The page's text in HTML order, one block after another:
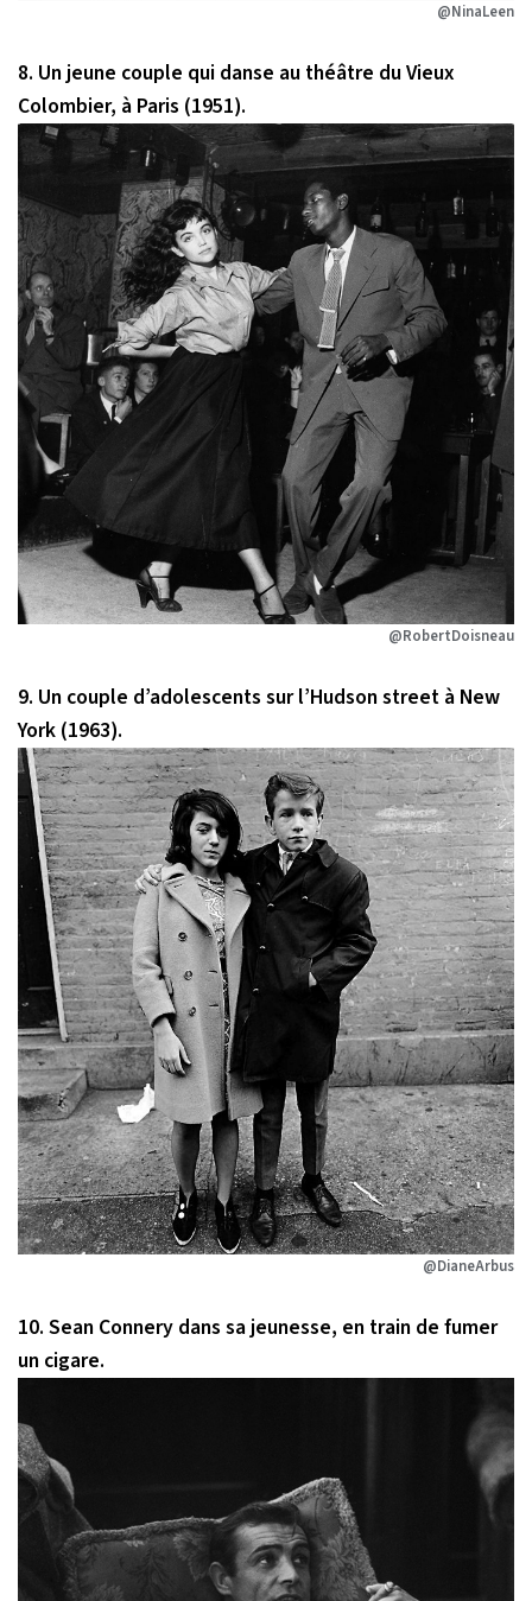
@NinaLeen
8. Un jeune couple qui danse au théâtre du Vieux
Colombier, à Paris (1951).
@RobertDoisneau
9. Un couple d’adolescents sur l’Hudson street à New
York (1963).
@DianeArbus
10. Sean Connery dans sa jeunesse, en train de fumer
un cigare.